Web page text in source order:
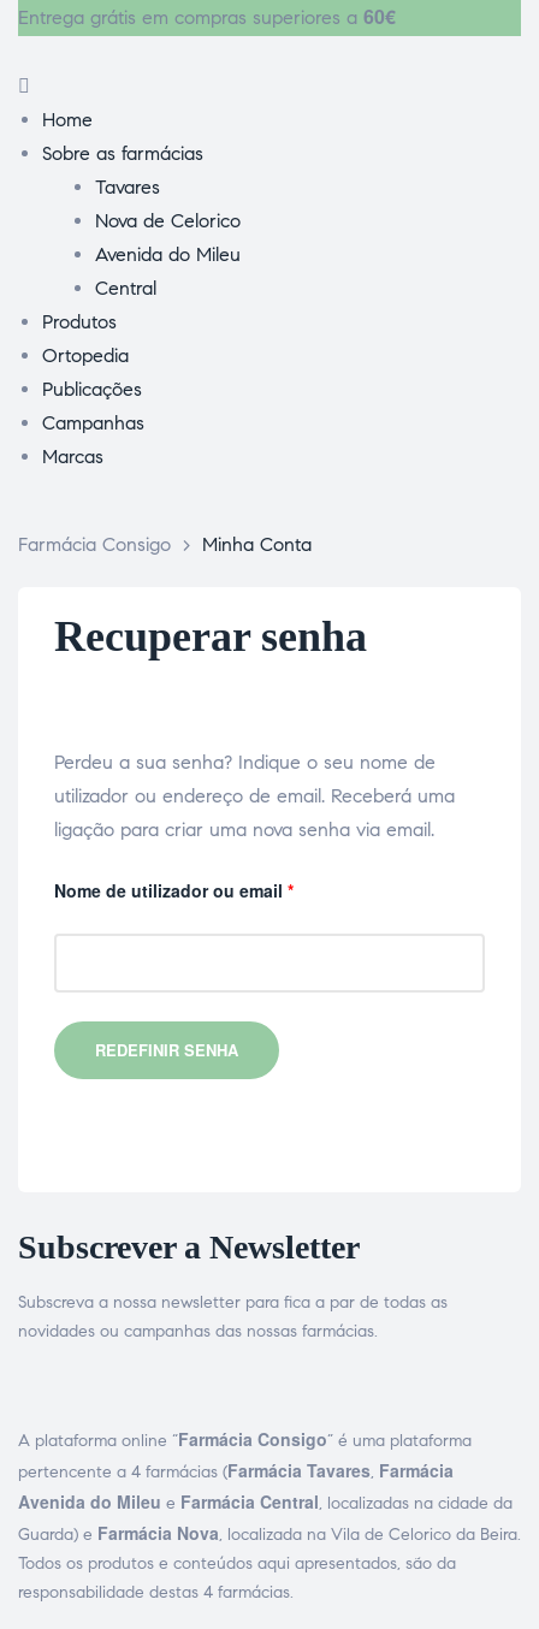
Entrega grátis em compras superiores a 60€
Home
Sobre as farmácias
Tavares
Nova de Celorico
Avenida do Mileu
Central
Produtos
Ortopedia
Publicações
Campanhas
Marcas
Farmácia Consigo > Minha Conta
Recuperar senha
Perdeu a sua senha? Indique o seu nome de
utilizador ou endereço de email. Receberá uma
ligação para criar uma nova senha via email.
Nome de utilizador ou email *
REDEFINIR SENHA
Subscrever a Newsletter
Subscreva a nossa newsletter para fica a par de todas as
novidades ou campanhas das nossas farmácias.
A plataforma online “Farmácia Consigo” é uma plataforma
pertencente a 4 farmácias (Farmácia Tavares, Farmácia
Avenida do Mileu e Farmácia Central, localizadas na cidade da
Guarda) e Farmácia Nova, localizada na Vila de Celorico da Beira.
Todos os produtos e conteúdos aqui apresentados, são da
responsabilidade destas 4 farmácias.